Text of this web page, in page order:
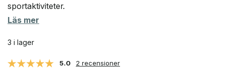
sportaktiviteter.
Läs mer
3 i lager
5.0 2 recensioner